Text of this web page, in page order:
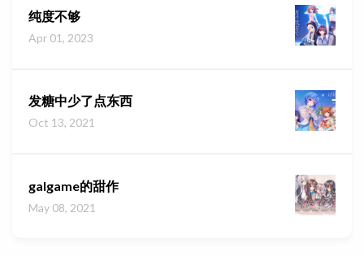
纯度不够
Apr 01, 2023
发糖中少了点东西
Oct 13, 2021
galgame的甜作
May 08, 2021